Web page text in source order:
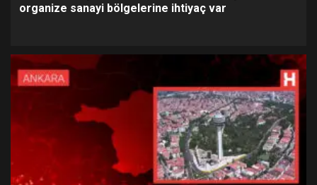
organize sanayi bölgelerine ihtiyaç var